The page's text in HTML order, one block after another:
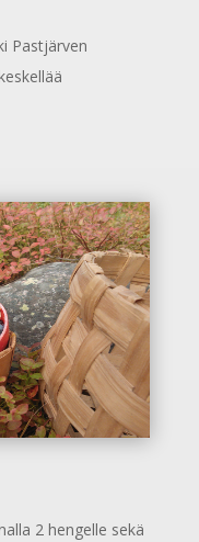
Pastjärven
2 hengelle sekä